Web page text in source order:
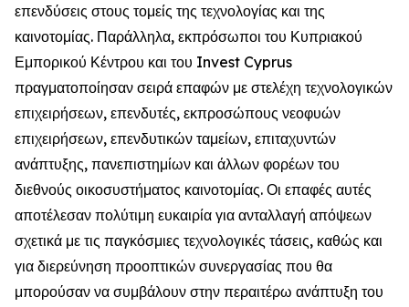
επενδύσεις στους τομείς της τεχνολογίας και της
καινοτομίας. Παράλληλα, εκπρόσωποι του Κυπριακού
Εμπορικού Κέντρου και του Invest Cyprus
πραγματοποίησαν σειρά επαφών με στελέχη τεχνολογικών
επιχειρήσεων, επενδυτές, εκπροσώπους νεοφυών
επιχειρήσεων, επενδυτικών ταμείων, επιταχυντών
ανάπτυξης, πανεπιστημίων και άλλων φορέων του
διεθνούς οικοσυστήματος καινοτομίας. Οι επαφές αυτές
αποτέλεσαν πολύτιμη ευκαιρία για ανταλλαγή απόψεων
σχετικά με τις παγκόσμιες τεχνολογικές τάσεις, καθώς και
για διερεύνηση προοπτικών συνεργασίας που θα
μπορούσαν να συμβάλουν στην περαιτέρω ανάπτυξη του